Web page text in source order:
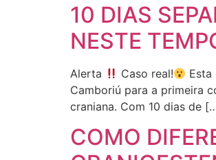
10 DIAS
NESTE
Alerta Caso real!
Esta
Camboriú para a primeira
craniana. Com 10 dias de
COMO